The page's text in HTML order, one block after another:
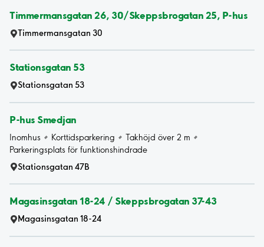
Timmermansgatan 26, 30/Skeppsbrogatan 25, P-hus
Timmermansgatan 30
Stationsgatan 53
Stationsgatan 53
P-hus Smedjan
Inomhus Korttidsparkering
Takhöjd över 2 m
Parkeringsplats för funktionshindrade
Stationsgatan 47B
Magasinsgatan 18-24 / Skeppsbrogatan 37-43
Magasinsgatan 18-24